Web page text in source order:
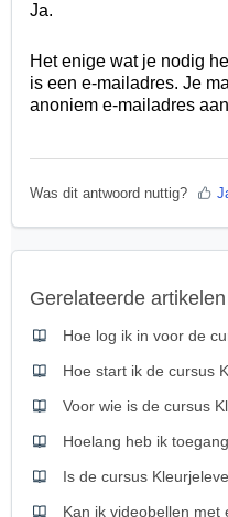
Ja.
Het enige wat je nodig
is een e-mailadres. Je
anoniem e-mailadres
Was dit antwoord nuttig?
Gerelateerde artikelen
Hoe log ik in voor de
Hoe start ik de cursus
Voor wie is de cursus
Hoelang heb ik
Is de cursus
Kan ik videobellen met